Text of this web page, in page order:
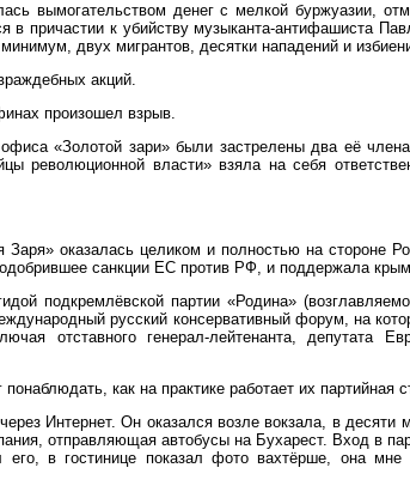
вымогательством денег с мелкой буржуазии,
в причастии к убийству музыканта-антифашиста
двух мигрантов, десятки нападений и
акций.
произошел взрыв.
«Золотой зари» были застрелены два её
революционной власти» взяла на себя
Заря» оказалась целиком и полностью на стороне
санкции ЕС против РФ, и поддержала
подкремлёвской партии «Родина»
русский консервативный форум, на
отставного генерал-лейтенанта, депутата
как на практике работает их партийная
Интернет. Он оказался возле вокзала, в десяти
отправляющая автобусы на Бухарест. Вход в
его, в гостинице показал фото вахтёрше, она